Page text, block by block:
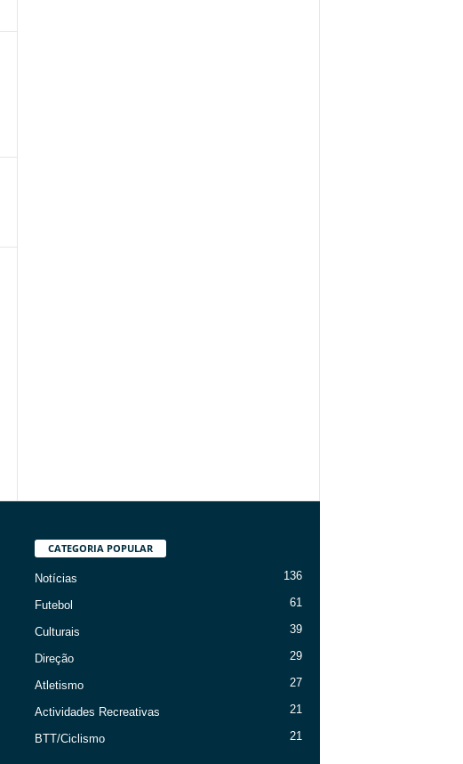
CATEGORIA POPULAR
Notícias 136
Futebol 61
Culturais 39
Direção 29
Atletismo 27
Actividades Recreativas 21
BTT/Ciclismo 21